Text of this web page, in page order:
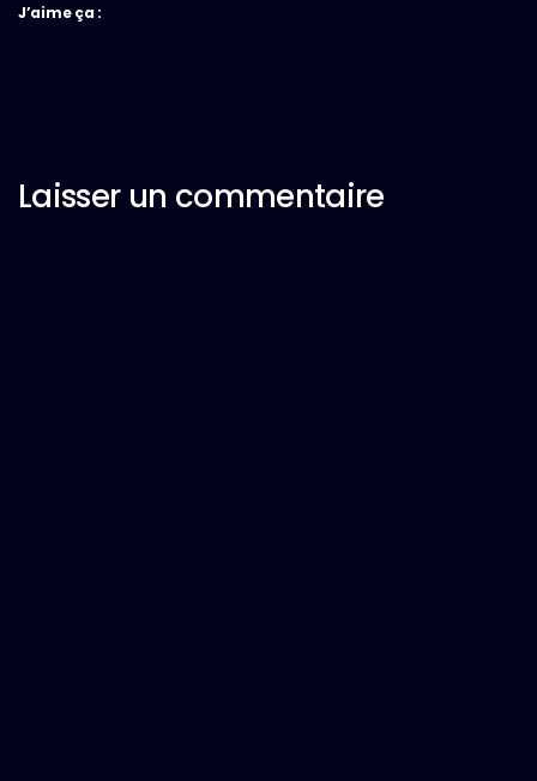
J’aime ça :
Laisser un commentaire